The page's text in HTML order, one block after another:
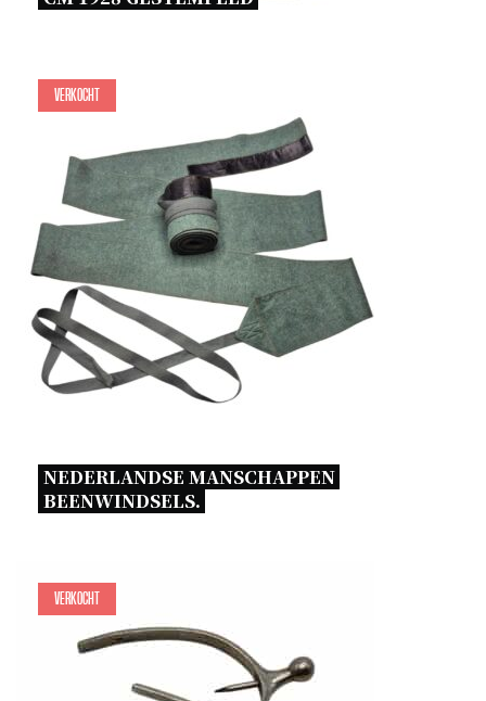
Verkocht
NEDERLANDSE MANSCHAPPEN
BEENWINDSELS.
Verkocht